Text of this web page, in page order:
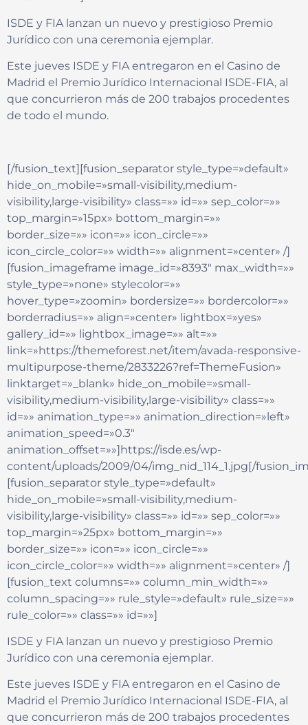
ISDE y FIA lanzan un nuevo y prestigioso Premio
Jurídico con una ceremonia ejemplar.
Este jueves ISDE y FIA entregaron en el Casino de
Madrid el Premio Jurídico Internacional ISDE-FIA, al
que concurrieron más de 200 trabajos procedentes
de todo el mundo.
[/fusion_text][fusion_separator style_type=»default»
hide_on_mobile=»small-visibility,medium-
visibility,large-visibility» class=»» id=»» sep_color=»»
top_margin=»15px» bottom_margin=»»
border_size=»» icon=»» icon_circle=»»
icon_circle_color=»» width=»» alignment=»center» /]
[fusion_imageframe image_id=»8393″ max_width=»»
style_type=»none» stylecolor=»»
hover_type=»zoomin» bordersize=»» bordercolor=»»
borderradius=»» align=»center» lightbox=»yes»
gallery_id=»» lightbox_image=»» alt=»»
link=»https://themeforest.net/item/avada-responsive-
multipurpose-theme/2833226?ref=ThemeFusion»
linktarget=»_blank» hide_on_mobile=»small-
visibility,medium-visibility,large-visibility» class=»»
id=»» animation_type=»» animation_direction=»left»
animation_speed=»0.3″
animation_offset=»»]https://isde.es/wp-
content/uploads/2009/04/img_nid_114_1.jpg[/
[fusion_separator style_type=»default»
hide_on_mobile=»small-visibility,medium-
visibility,large-visibility» class=»» id=»» sep_color=»»
top_margin=»25px» bottom_margin=»»
border_size=»» icon=»» icon_circle=»»
icon_circle_color=»» width=»» alignment=»center» /]
[fusion_text columns=»» column_min_width=»»
column_spacing=»» rule_style=»default» rule_size=»»
rule_color=»» class=»» id=»»]
ISDE y FIA lanzan un nuevo y prestigioso Premio
Jurídico con una ceremonia ejemplar.
Este jueves ISDE y FIA entregaron en el Casino de
Madrid el Premio Jurídico Internacional ISDE-FIA, al
que concurrieron más de 200 trabajos procedentes